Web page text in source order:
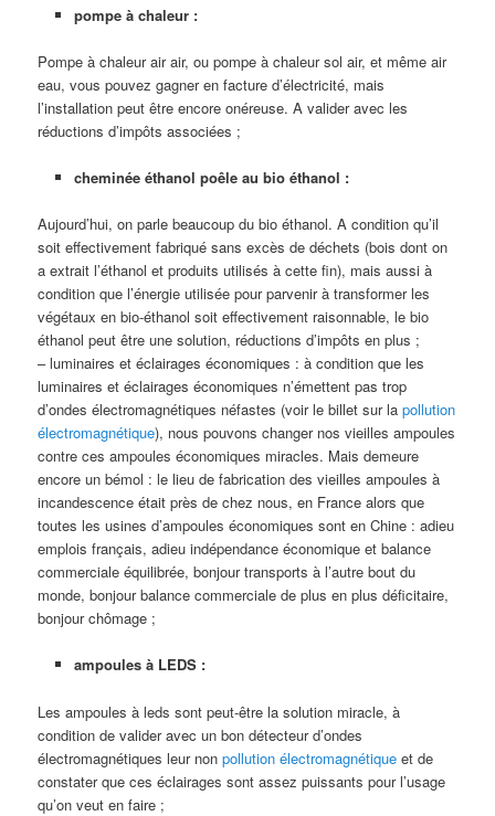
pompe à chaleur :
Pompe à chaleur air air, ou pompe à chaleur sol air, et même air
eau, vous pouvez gagner en facture d’électricité, mais
l’installation peut être encore onéreuse. A valider avec les
réductions d’impôts associées ;
cheminée éthanol poêle au bio éthanol :
Aujourd’hui, on parle beaucoup du bio éthanol. A condition qu’il
soit effectivement fabriqué sans excès de déchets (bois dont on
a extrait l’éthanol et produits utilisés à cette fin), mais aussi à
condition que l’énergie utilisée pour parvenir à transformer les
végétaux en bio-éthanol soit effectivement raisonnable, le bio
éthanol peut être une solution, réductions d’impôts en plus ;
– luminaires et éclairages économiques : à condition que les
luminaires et éclairages économiques n’émettent pas trop
d’ondes électromagnétiques néfastes (voir le billet sur lapollution
électromagnétique), nous pouvons changer nos vieilles ampoules
contre ces ampoules économiques miracles. Mais demeure
encore un bémol : le lieu de fabrication des vieilles ampoules à
incandescence était près de chez nous, en France alors que
toutes les usines d’ampoules économiques sont en Chine : adieu
emplois français, adieu indépendance économique et balance
commerciale équilibrée, bonjour transports à l’autre bout du
monde, bonjour balance commerciale de plus en plus déficitaire,
bonjour chômage ;
ampoules à LEDS :
Les ampoules à leds sont peut-être la solution miracle, à
condition de valider avec un bon détecteur d’ondes
électromagnétiques leur nonpollution électromagnétique et de
constater que ces éclairages sont assez puissants pour l’usage
qu’on veut en faire ;